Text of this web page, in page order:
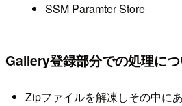
SSM Paramter Store
Gallery登録部分での処理に
Zipファイルを解凍しその中に